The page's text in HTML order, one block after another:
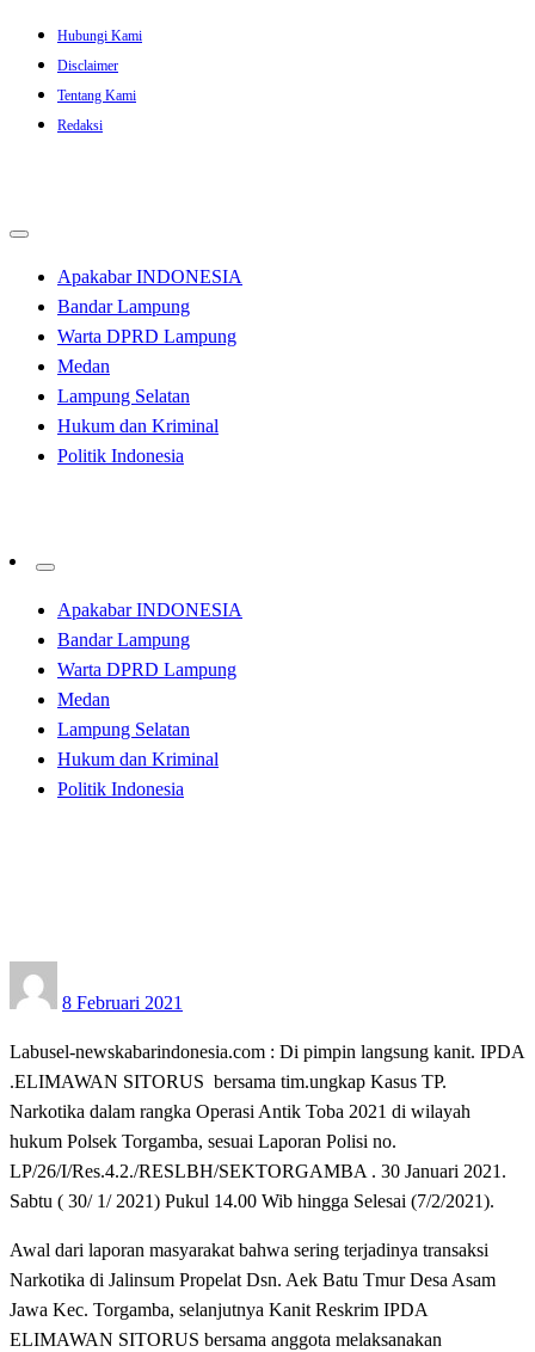
Skip
content
Hubungi Kami
Disclaimer
Tentang Kami
Redaksi
Apakabar INDONESIA
Bandar Lampung
Warta DPRD Lampung
Medan
Lampung Selatan
Hukum dan Kriminal
Politik Indonesia
Apakabar INDONESIA
Bandar Lampung
Warta DPRD Lampung
Medan
Lampung Selatan
Hukum dan Kriminal
Politik Indonesia
on
8 Februari 2021
Labusel-newskabarindonesia.com : Di pimpin langsung kanit. IPDA
.ELIMAWAN SITORUS bersama tim.ungkap Kasus TP.
Narkotika dalam rangka Operasi Antik Toba 2021 di wilayah
hukum Polsek Torgamba, sesuai Laporan Polisi no.
LP/26/I/Res.4.2./RESLBH/SEKTORGAMBA . 30 Januari 2021.
Sabtu ( 30/ 1/ 2021) Pukul 14.00 Wib hingga Selesai (7/2/2021).
Awal dari laporan masyarakat bahwa sering terjadinya transaksi
Narkotika di Jalinsum Propelat Dsn. Aek Batu Tmur Desa Asam
Jawa Kec. Torgamba, selanjutnya Kanit Reskrim IPDA
ELIMAWAN SITORUS bersama anggota melaksanakan